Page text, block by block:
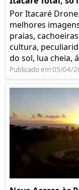
Por Itacaré
melhores
praias,
cultura,
do sol, lua cheia,
Publicado em 05/04/